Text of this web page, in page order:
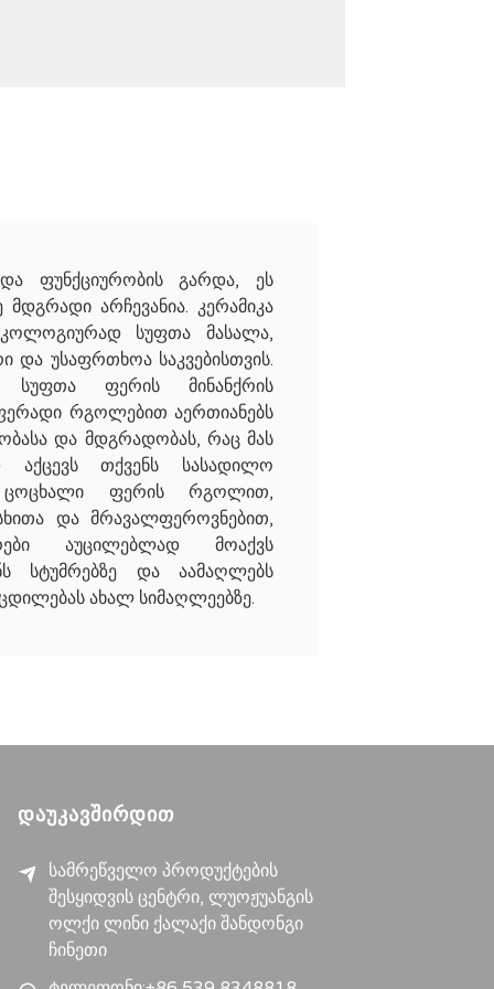
ფუნქციურობის გარდა, ეს
მდგრადი არჩევანია. კერამიკა
სუფთა მასალა,
და უსაფრთხოა საკვებისთვის.
სუფთა ფერის მინანქრის
რგოლებით აერთიანებს
და მდგრადობას, რაც მას
აქცევს თქვენს სასადილო
ცოცხალი ფერის რგოლით,
და მრავალფეროვნებით,
აუცილებლად მოაქვს
სტუმრებზე და აამაღლებს
ახალ სიმაღლეებზე.
ᲓᲐᲣᲙᲐᲕᲨᲘᲠᲓᲘᲗ
სამრეწველო პროდუქტების
შესყიდვის ცენტრი, ლუოჟუანგის
ოლქი ლინი ქალაქი შანდონგი
ჩინეთი